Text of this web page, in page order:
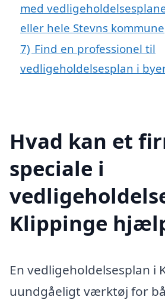
med
eller hele Stevns kommune
7) Find en professionel til
vedligeholdelsesplan i
Hvad kan et
speciale i
Klippinge
En vedligeholdelsesplan i
uundgåeligt værktøj for